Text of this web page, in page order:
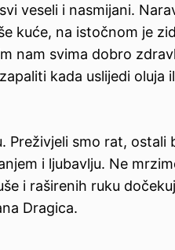
veseli i nasmijani.
kuće, na istočnom je
nam svima dobro
kada uslijedi oluja
Preživjeli smo rat, ostali
i ljubavlju. Ne
i raširenih ruku
Dragica.